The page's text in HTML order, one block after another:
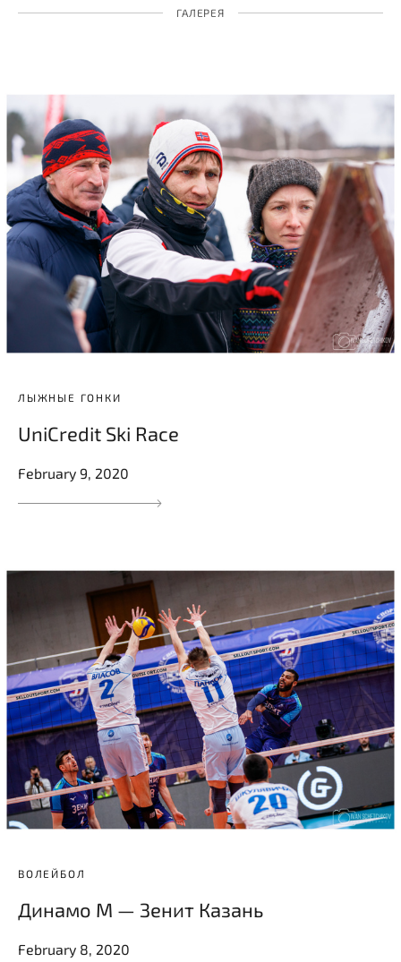
ГАЛЕРЕЯ
ЛЫЖНЫЕ ГОНКИ
UniCredit Ski Race
February 9, 2020
ВОЛЕЙБОЛ
Динамо М — Зенит Казань
February 8, 2020